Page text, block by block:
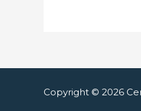
Copyright © 2026